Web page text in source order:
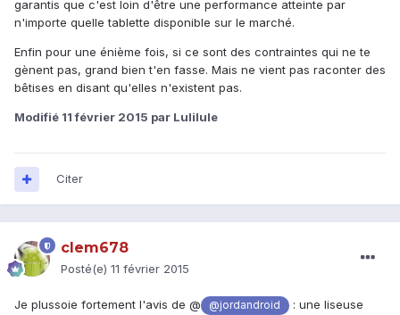
garantis que c'est loin d'être une performance atteinte par
n'importe quelle tablette disponible sur le marché.
Enfin pour une énième fois, si ce sont des contraintes qui ne te
gènent pas, grand bien t'en fasse. Mais ne vient pas raconter des
bêtises en disant qu'elles n'existent pas.
Modifié 11 février 2015 par Lulilule
Citer
clem678
Posté(e) 11 février 2015
Je plussoie fortement l'avis de @ @jordandroid
: une liseuse